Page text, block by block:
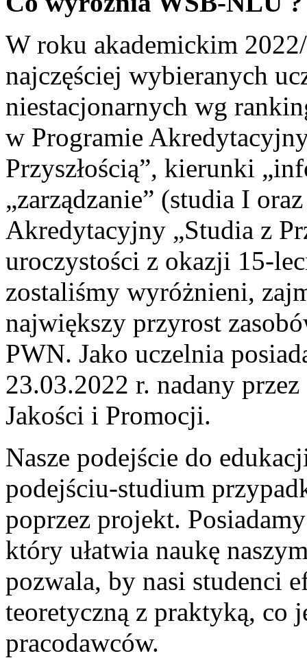
W roku akademickim
najczęściej wybieranych
niestacjonarnych wg
w Programie
Przyszłością”, kierunki
„zarządzanie” (studia I
Akredytacyjny „Studia z
uroczystości z okazji 15-
zostaliśmy wyróżnieni,
największy przyrost
PWN. Jako uczelnia
23.03.2022 r. nadany
Jakości i Promocji.
Nasze podejście do
podejściu-studium
poprzez projekt.
który ułatwia naukę
pozwala, by nasi studenci
teoretyczną z praktyką, co
pracodawców.